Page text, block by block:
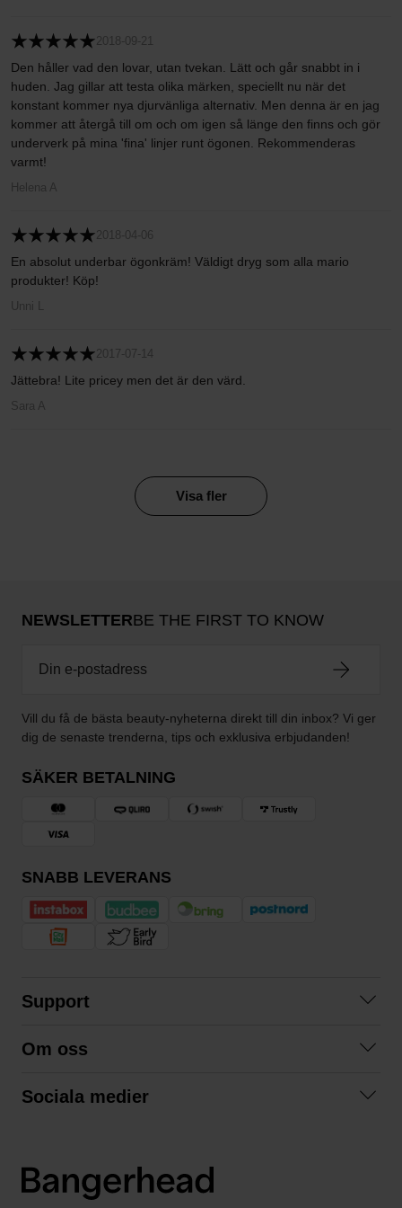
2018-09-21
Den håller vad den lovar, utan tvekan. Lätt och går snabbt in i
huden. Jag gillar att testa olika märken, speciellt nu när det
konstant kommer nya djurvänliga alternativ. Men denna är en jag
kommer att återgå till om och om igen så länge den finns och gör
underverk på mina 'fina' linjer runt ögonen. Rekommenderas
varmt!
Helena A
2018-04-06
En absolut underbar ögonkräm! Väldigt dryg som alla mario
produkter! Köp!
Unni L
2017-07-14
Jättebra! Lite pricey men det är den värd.
Sara A
Visa fler
NEWSLETTERBE THE FIRST TO KNOW
Vill du få de bästa beauty-nyheterna direkt till din inbox? Vi ger
dig de senaste trenderna, tips och exklusiva erbjudanden!
SÄKER BETALNING
SNABB LEVERANS
Support
Köpvillkor
Om oss
Våra fraktalternativ
Sociala medier
LinkedIn